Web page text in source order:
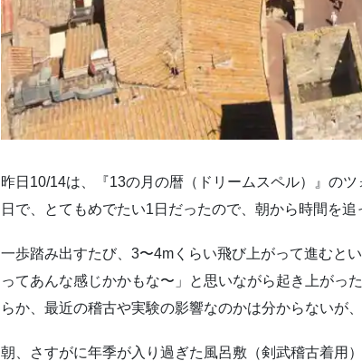
昨日10/14は、『13の月の暦（ドリームスペル）』の
日で、とてもめでたい1日だったので、朝から時間を追
一歩踏み出すたび、3〜4mくらい飛び上がって進むと
ってあんな感じかかもな〜」と思いながら起き上がっ
らか、最近の稽古や実験の影響なのかは分からないが
朝、さすがに年季が入り過ぎた風呂敷（剣武稽古着用